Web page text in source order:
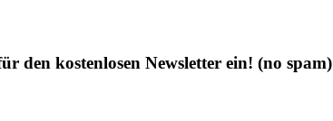
den kostenlosen Newsletter ein! (no spam)